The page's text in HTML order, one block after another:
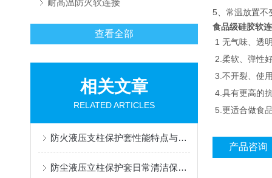
耐高温防火软连接
查看全部
相关文章
RELATED ARTICLES
防火液压支柱保护套性能特点与阻燃防护应用
防尘液压立柱保护套日常清洁保养与更换规范
5、常温放置不
食品级硅胶软
1 无气味、透
2.柔软、弹性
3.不开裂、使
4.具有更高的
5.更适合做食
产品咨询